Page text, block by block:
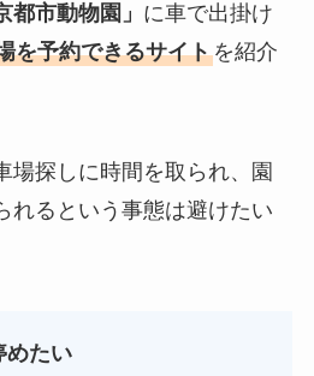
都市動物園」 に車で出掛け
を予約できるサイトを紹介
場探しに時間を取られ、園
れるという事態は避けたい
めたい